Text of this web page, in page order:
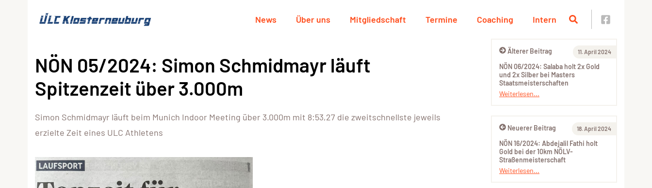
News Über uns Mitgliedschaft Termine Coaching Intern
NÖN 05/2024: Simon Schmidmayr läuft
Spitzenzeit über 3.000m
Simon Schmidmayr läuft beim Munich Indoor Meeting über 3.000m mit 8:53,27 die zweitschnellste jeweils
erzielte Zeit eines ULC Athletens
Älterer Beitrag 11. April 2024
NÖN 06/2024: Salaba holt 2x Gold
und 2x Silber bei Masters
Staatsmeisterschaften
Weiterlesen...
Neuerer Beitrag 18. April 2024
NÖN 16/2024: Abdejalil Fathi holt
Gold bei der 10km NÖLV-
Straßenmeisterschaft
Weiterlesen...